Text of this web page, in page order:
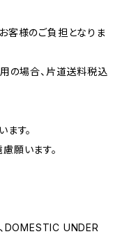
客様のご負担となりま
用の場合、片道送料税込
す。
願います。
DOMESTIC UNDER